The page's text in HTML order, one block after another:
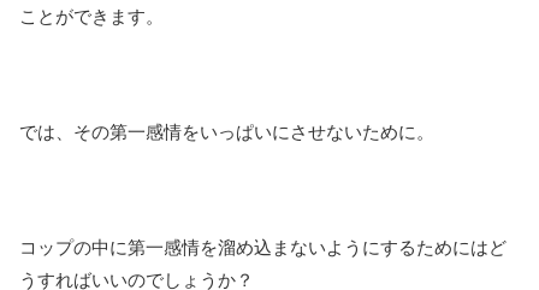
ことができます。
では、その第一感情をいっぱいにさせないために。
コップの中に第一感情を溜め込まないようにするためにはど
うすればいいのでしょうか？